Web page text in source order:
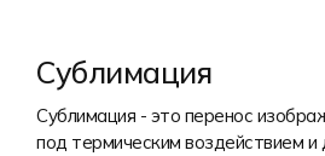
Сублимация
Сублимация - это перенос
под термическим воздействием и